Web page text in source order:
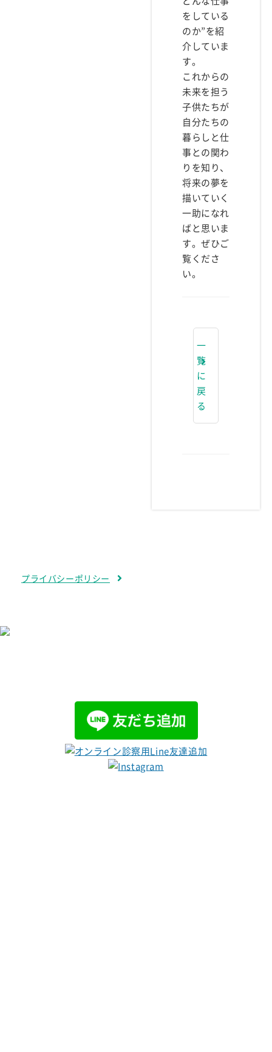
をしている
のか”を紹
介していま
す。
これからの
未来を担う
子供たちが
自分たちの
暮らしと仕
事との関わ
りを知り、
将来の夢を
描いていく
一助になれ
ばと思いま
す。ぜひご
覧くださ
い。
一
覧
に
戻
る
プライバシーポリシー